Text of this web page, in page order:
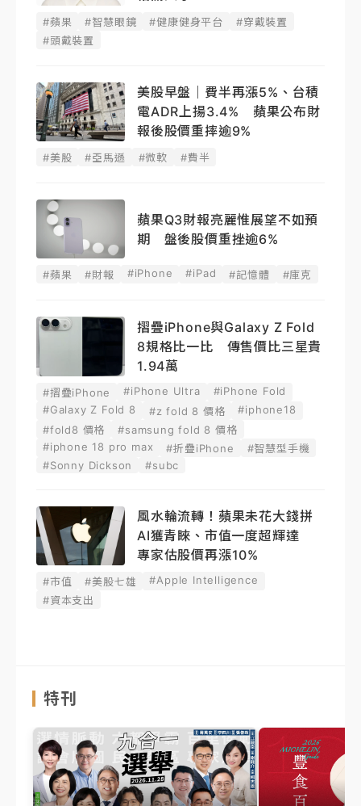
#蘋果 #智慧眼鏡 #健康健身平台
#穿戴裝置
#頭戴裝置
美股早盤｜費半再漲5%、台積
電ADR上揚3.4% 蘋果公布財
報後股價重摔逾9%
#美股 #亞馬遜 #微軟 #費半
蘋果Q3財報亮麗惟展望不如預
期 盤後股價重挫逾6%
#蘋果 #財報 #iPhone #iPad #記憶體 #庫克
摺疊iPhone與Galaxy Z Fold
8規格比一比 傳售價比三星貴
1.94萬
#摺疊iPhone #iPhone Ultra
#iPhone Fold
#Galaxy Z Fold 8
#z fold 8 價格
#iphone18
#fold8 價格
#samsung fold 8 價格
#iphone 18 pro max
#折疊iPhone
#智慧型手機
#Sonny Dickson
#subc
風水輪流轉！蘋果未花大錢拼
AI獲青睞、市值一度超輝達
專家估股價再漲10%
#市值 #美股七雄
#Apple Intelligence
#資本支出
特刊